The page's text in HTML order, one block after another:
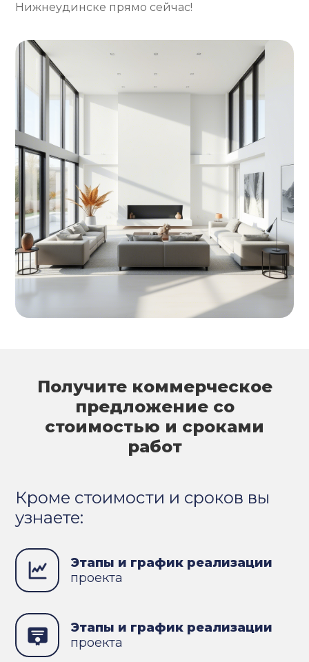
Нижнеудинске прямо сейчас!
Получите коммерческое
предложение со
стоимостью и сроками
работ
Кроме стоимости и сроков вы
узнаете:
Этапы и график реализации
проекта
Этапы и график реализации
проекта